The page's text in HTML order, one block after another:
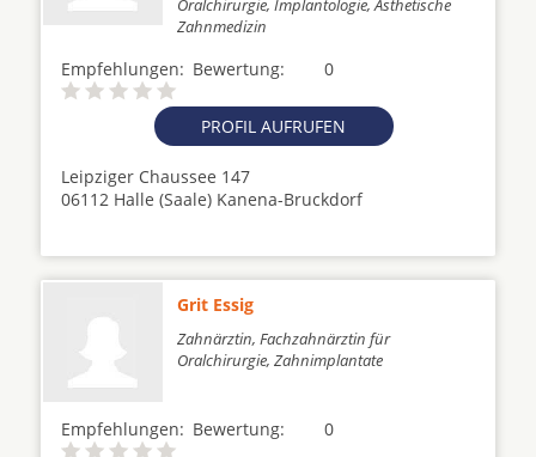
Oralchirurgie, Implantologie, Ästhetische
Zahnmedizin
Empfehlungen: 0
Bewertung:
PROFIL AUFRUFEN
Leipziger Chaussee 147
06112 Halle (Saale) Kanena-Bruckdorf
Grit Essig
Zahnärztin, Fachzahnärztin für
Oralchirurgie, Zahnimplantate
Empfehlungen: 0
Bewertung: